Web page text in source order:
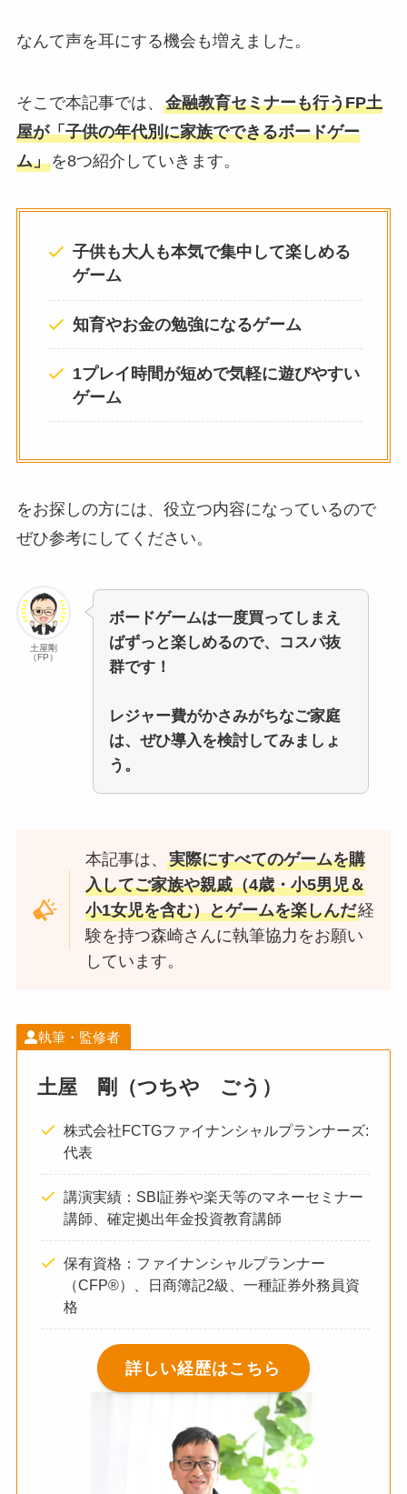
なんて声を耳にする機会も増えました。
そこで本記事では、 金融教育セミナーも行うFP土
屋が「子供の年代別に家族でできるボードゲー
ム」を8つ紹介していきます。
子供も大人も本気で集中して楽しめる
ゲーム
知育やお金の勉強になるゲーム
1プレイ時間が短めで気軽に遊びやすい
ゲーム
をお探しの方には、役立つ内容になっているので
ぜひ参考にしてください。
土屋剛
（FP）
ボードゲームは一度買ってしまえ
ばずっと楽しめるので、コスパ抜
群です！
レジャー費がかさみがちなご家庭
は、ぜひ導入を検討してみましょ
う。
本記事は、実際にすべてのゲームを購
入してご家族や親戚（4歳・小5男児＆
小1女児を含む）とゲームを楽しんだ経
験を持つ森崎さんに執筆協力をお願い
しています。
執筆・監修者
土屋 剛（つちや ごう）
株式会社FCTGファイナンシャルプランナーズ:
代表
講演実績：SBI証券や楽天等のマネーセミナー
講師、確定拠出年金投資教育講師
保有資格：ファイナンシャルプランナー
（CFP®）、日商簿記2級、一種証券外務員資
格
詳しい経歴はこちら